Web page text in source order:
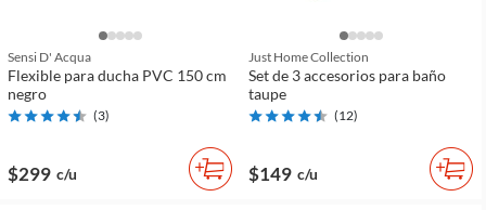
Sensi D' Acqua
Flexible para ducha PVC 150 cm
negro
(3)
$299 c/u
Just Home Collection
Set de 3 accesorios para baño
taupe
(12)
$149 c/u